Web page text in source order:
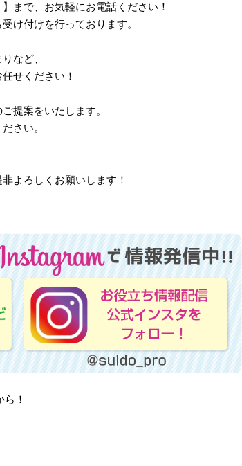
まで、お気軽にお電話ください！
け付けを行っております。
など、
せください！
提案をいたします。
さい。
よろしくお願いします！
！